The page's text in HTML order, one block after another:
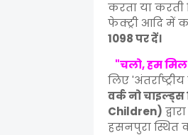
करता या करती
फेक्ट्री आदि में
1098 पर दें।
"चलो, हम मिल
लिए
वर्क नो
Children) द्वारा
हसनपुरा स्थित